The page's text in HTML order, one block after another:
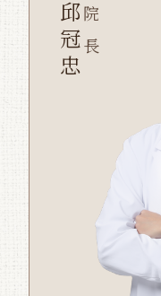
院長
邱冠忠